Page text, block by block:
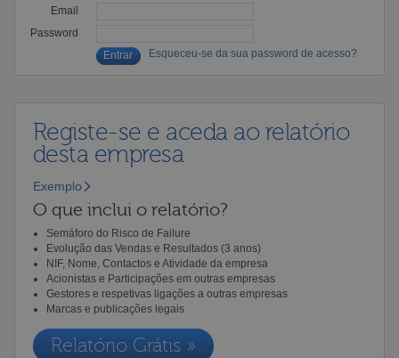
Email
Password
Esqueceu-se da sua password de acesso?
Registe-se e aceda ao relatório
desta empresa
Exemplo
O que inclui o relatório?
Semáforo do Risco de Failure
Evolução das Vendas e Resultados (3 anos)
NIF, Nome, Contactos e Atividade da empresa
Acionistas e Participações em outras empresas
Gestores e respetivas ligações a outras empresas
Marcas e publicações legais
Relatório Grátis »